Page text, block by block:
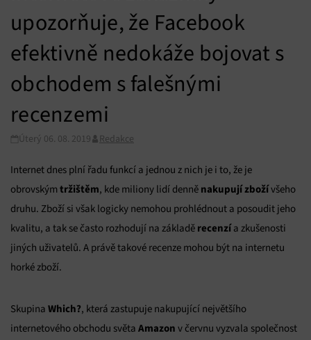
upozorňuje, že Facebook
efektivně nedokáže bojovat s
obchodem s falešnými
recenzemi
Úterý 06. 08. 2019 Redakce
Internet dnes plní řadu funkcí a jednou z nich je i to, že je
obrovským tržištěm, kde miliony lidí denně nakupují zbožívšeho
druhu. Zboží si však logicky nemohou prohlédnout a posoudit jeho
kvalitu, a tak se často rozhodují na základě recenzía zkušenosti
jiných uživatelů. A právě takové recenze mohou být na internetu
horké zboží.
Skupina Which?, která zastupuje nakupující největšího
internetového obchodu světa Amazon v červnu vyzvala společnost